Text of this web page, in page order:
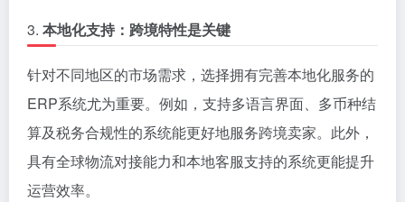
3. 本地化支持：跨境特性是关键
针对不同地区的市场需求，选择拥有完善本地化服务的
ERP系统尤为重要。例如，支持多语言界面、多币种结
算及税务合规性的系统能更好地服务跨境卖家。此外，
具有全球物流对接能力和本地客服支持的系统更能提升
运营效率。